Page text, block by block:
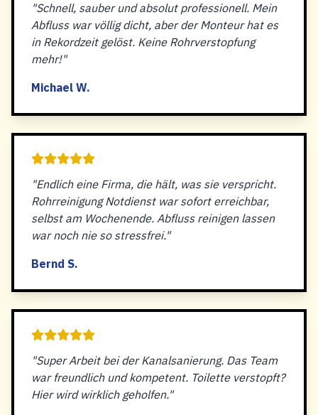
"Schnell, sauber und absolut professionell. Mein
Abfluss war völlig dicht, aber der Monteur hat es
in Rekordzeit gelöst. Keine Rohrverstopfung
mehr!"
Michael W.
"Endlich eine Firma, die hält, was sie verspricht.
Rohrreinigung Notdienst war sofort erreichbar,
selbst am Wochenende. Abfluss reinigen lassen
war noch nie so stressfrei."
Bernd S.
"Super Arbeit bei der Kanalsanierung. Das Team
war freundlich und kompetent. Toilette verstopft?
Hier wird wirklich geholfen."